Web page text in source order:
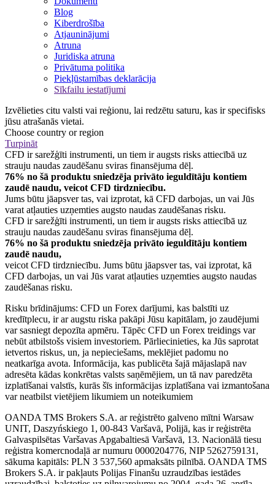
Blog
Kiberdrošība
Atjauninājumi
Atruna
Juridiska atruna
Privātuma politika
Piekļūstamības deklarācija
Sīkfailu iestatījumi
Izvēlieties citu valsti vai reģionu, lai redzētu saturu, kas ir specifisks
jūsu atrašanās vietai.
Choose country or region
Turpināt
CFD ir sarežģīti instrumenti, un tiem ir augsts risks attiecībā uz
strauju naudas zaudēšanu sviras finansējuma dēļ.
76% no šā produktu sniedzēja privāto ieguldītāju kontiem
zaudē naudu, veicot CFD tirdzniecību.
Jums būtu jāapsver tas, vai izprotat, kā CFD darbojas, un vai Jūs
varat atļauties uzņemties augsto naudas zaudēšanas risku.
CFD ir sarežģīti instrumenti, un tiem ir augsts risks attiecībā uz
strauju naudas zaudēšanu sviras finansējuma dēļ.
76% no šā produktu sniedzēja privāto ieguldītāju kontiem
zaudē naudu,
veicot CFD tirdzniecību. Jums būtu jāapsver tas, vai izprotat, kā
CFD darbojas, un vai Jūs varat atļauties uzņemties augsto naudas
zaudēšanas risku.
Risku brīdinājums: CFD un Forex darījumi, kas balstīti uz
kredītplecu, ir ar augstu riska pakāpi Jūsu kapitālam, jo zaudējumi
var sasniegt depozīta apmēru. Tāpēc CFD un Forex treidings var
nebūt atbilstošs visiem investoriem. Pārliecinieties, ka Jūs saprotat
ietvertos riskus, un, ja nepieciešams, meklējiet padomu no
neatkarīga avota. Informācija, kas publicēta šajā mājaslapā nav
adresēta kādas konkrētas valsts saņēmējiem, un tā nav paredzēta
izplatīšanai valstīs, kurās šīs informācijas izplatīšana vai izmantošana
var neatbilst vietējiem likumiem un noteikumiem
OANDA TMS Brokers S.A. ar reģistrēto galveno mītni Warsaw
UNIT, Daszyńskiego 1, 00-843 Varšavā, Polijā, kas ir reģistrēta
Galvaspilsētas Varšavas Apgabaltiesā Varšavā, 13. Nacionālā tiesu
reģistra komercnodaļā ar numuru 0000204776, NIP 5262759131,
sākuma kapitāls: PLN 3 537,560 apmaksāts pilnībā. OANDA TMS
Brokers S.A. ir pakļauts Polijas Finanšu uzraudzības iestādes